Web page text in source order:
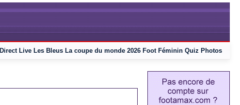
Direct Live Les Bleus La coupe du monde 2026 Foot Féminin Quiz Photos